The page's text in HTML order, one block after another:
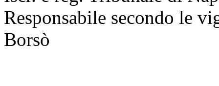
Responsabile secondo le
Borsò